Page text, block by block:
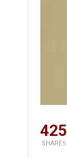
425
SHARES